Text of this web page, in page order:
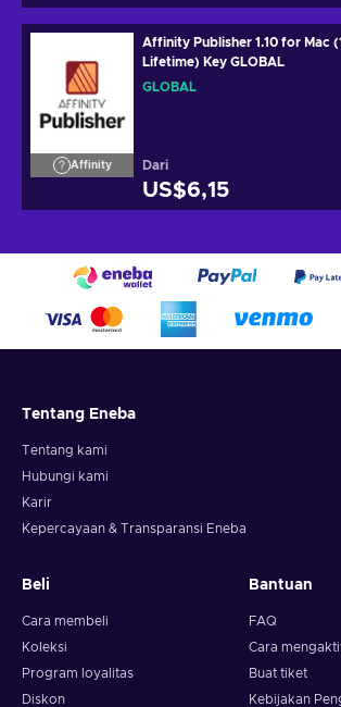
Affinity
Affinity Publisher 1.10 for Mac
Lifetime) Key GLOBAL
GLOBAL
Dari
US$6,15
Tentang Eneba
Tentang kami
Hubungi kami
Karir
Kepercayaan & Transparansi Eneba
Beli
Cara membeli
Koleksi
Program loyalitas
Diskon
Bantuan
FAQ
Cara
Buat tiket
Kebijakan